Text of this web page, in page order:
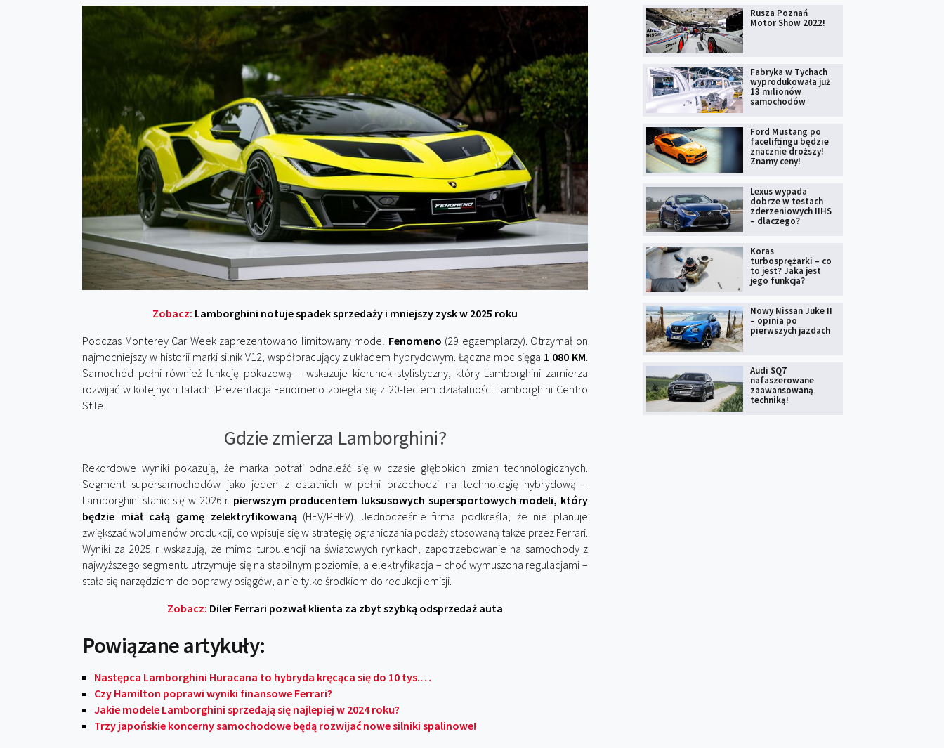
Zobacz: Lamborghini notuje spadek sprzedaży i mniejszy zysk w 2025 roku
Podczas Monterey Car Week zaprezentowano limitowany model Fenomeno (29 egzemplarzy). Otrzymał on
najmocniejszy w historii marki silnik V12, współpracujący z układem hybrydowym. Łączna moc sięga 1 080 KM.
Samochód pełni również funkcję pokazową – wskazuje kierunek stylistyczny, który Lamborghini zamierza
rozwijać w kolejnych latach. Prezentacja Fenomeno zbiegła się z 20-leciem działalności Lamborghini Centro
Stile.
Gdzie zmierza Lamborghini?
Rekordowe wyniki pokazują, że marka potrafi odnaleźć się w czasie głębokich zmian technologicznych.
Segment supersamochodów jako jeden z ostatnich w pełni przechodzi na technologię hybrydową –
Lamborghini stanie się w 2026 r. pierwszym producentem luksusowych supersportowych modeli, który
będzie miał całą gamę zelektryfikowaną(HEV/PHEV). Jednocześnie firma podkreśla, że nie planuje
zwiększać wolumenów produkcji, co wpisuje się w strategię ograniczania podaży stosowaną także przez Ferrari.
Wyniki za 2025 r. wskazują, że mimo turbulencji na światowych rynkach, zapotrzebowanie na samochody z
najwyższego segmentu utrzymuje się na stabilnym poziomie, a elektryfikacja – choć wymuszona regulacjami –
stała się narzędziem do poprawy osiągów, a nie tylko środkiem do redukcji emisji.
Zobacz: Diler Ferrari pozwał klienta za zbyt szybką odsprzedaż auta
Powiązane artykuły:
Następca Lamborghini Huracana to hybryda kręcąca się do 10 tys.…
Czy Hamilton poprawi wyniki finansowe Ferrari?
Jakie modele Lamborghini sprzedają się najlepiej w 2024 roku?
Trzy japońskie koncerny samochodowe będą rozwijać nowe silniki spalinowe!
Rusza Poznań
Motor Show 2022!
Fabryka w Tychach
wyprodukowała już
13 milionów
samochodów
Ford Mustang po
faceliftingu będzie
znacznie droższy!
Znamy ceny!
Lexus wypada
dobrze w testach
zderzeniowych IIHS
– dlaczego?
Koras
turbosprężarki – co
to jest? Jaka jest
jego funkcja?
Nowy Nissan Juke II
– opinia po
pierwszych jazdach
Audi SQ7
nafaszerowane
zaawansowaną
techniką!